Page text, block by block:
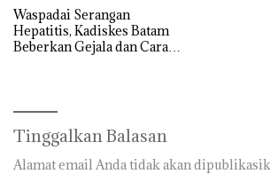
Waspadai Serangan
Hepatitis, Kadiskes Batam
Beberkan Gejala dan Cara
Tinggalkan Balasan
Alamat email Anda tidak akan